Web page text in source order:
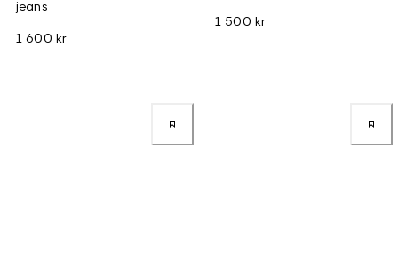
jeans
1 600 kr
1 500 kr